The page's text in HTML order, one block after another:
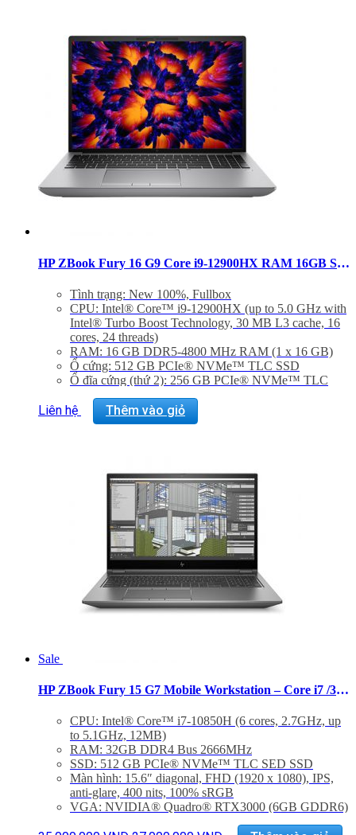
HP ZBook Fury 16 G9 Core i9-12900HX RAM 16GB SSD 512GB UHD Windows 11 Pro
Tình trạng: New 100%, Fullbox
CPU: Intel® Core™ i9-12900HX (up to 5.0 GHz with
Intel® Turbo Boost Technology, 30 MB L3 cache, 16
cores, 24 threads)
RAM: 16 GB DDR5-4800 MHz RAM (1 x 16 GB)
Ổ cứng: 512 GB PCIe® NVMe™ TLC SSD
Ổ đĩa cứng (thứ 2): 256 GB PCIe® NVMe™ TLC
Màn hình: 16″ diagonal, WUXGA (1920 x 1200), IPS,
anti-glare, 1000 nits, 72% NTSC
Liên hệ Thêm vào giỏ
Sale
HP ZBook Fury 15 G7 Mobile Workstation – Core i7 /32GB/512GB/Quadro RTX3000 FHD
CPU: Intel® Core™ i7-10850H (6 cores, 2.7GHz, up
to 5.1GHz, 12MB)
RAM: 32GB DDR4 Bus 2666MHz
SSD: 512 GB PCIe® NVMe™ TLC SED SSD
Màn hình: 15.6″ diagonal, FHD (1920 x 1080), IPS,
anti-glare, 400 nits, 100% sRGB
VGA: NVIDIA® Quadro® RTX3000 (6GB GDDR6)
Giá Giá